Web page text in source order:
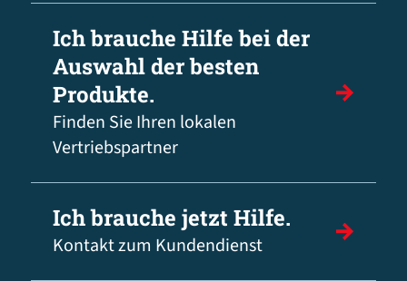
Ich brauche Hilfe bei der
Auswahl der besten
Produkte.
Finden Sie Ihren lokalen
Vertriebspartner
Ich brauche jetzt Hilfe.
Kontakt zum Kundendienst